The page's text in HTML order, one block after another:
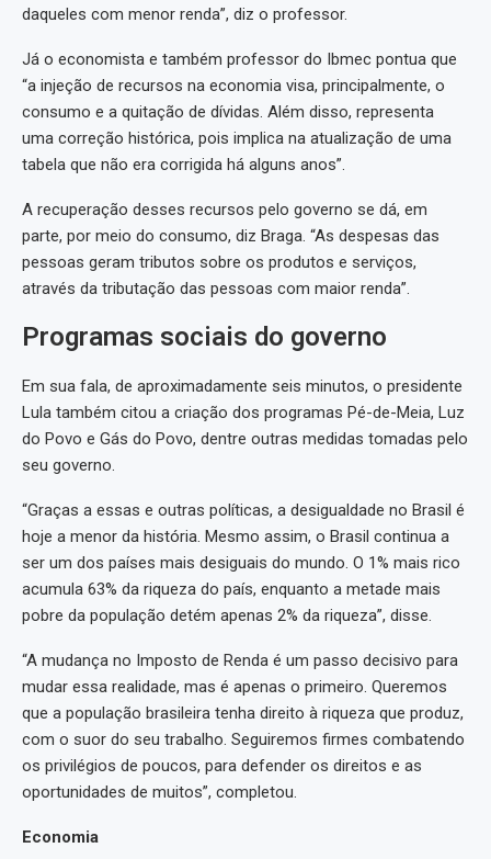
daqueles com menor renda”, diz o professor.
Já o economista e também professor do Ibmec pontua que
“a injeção de recursos na economia visa, principalmente, o
consumo e a quitação de dívidas. Além disso, representa
uma correção histórica, pois implica na atualização de uma
tabela que não era corrigida há alguns anos”.
A recuperação desses recursos pelo governo se dá, em
parte, por meio do consumo, diz Braga. “As despesas das
pessoas geram tributos sobre os produtos e serviços,
através da tributação das pessoas com maior renda”.
Programas sociais do governo
Em sua fala, de aproximadamente seis minutos, o presidente
Lula também citou a criação dos programas Pé-de-Meia, Luz
do Povo e Gás do Povo, dentre outras medidas tomadas pelo
seu governo.
“Graças a essas e outras políticas, a desigualdade no Brasil é
hoje a menor da história. Mesmo assim, o Brasil continua a
ser um dos países mais desiguais do mundo. O 1% mais rico
acumula 63% da riqueza do país, enquanto a metade mais
pobre da população detém apenas 2% da riqueza”, disse.
“A mudança no Imposto de Renda é um passo decisivo para
mudar essa realidade, mas é apenas o primeiro. Queremos
que a população brasileira tenha direito à riqueza que produz,
com o suor do seu trabalho. Seguiremos firmes combatendo
os privilégios de poucos, para defender os direitos e as
oportunidades de muitos”, completou.
Economia